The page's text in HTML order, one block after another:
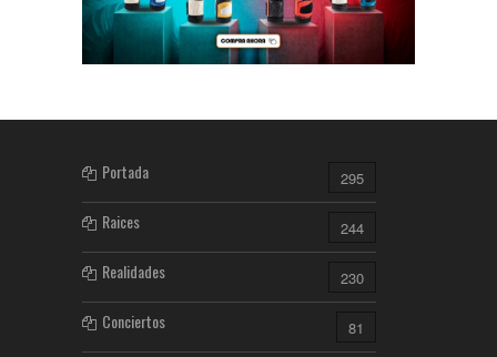
Portada 295
Raices 244
Realidades 230
Conciertos 81